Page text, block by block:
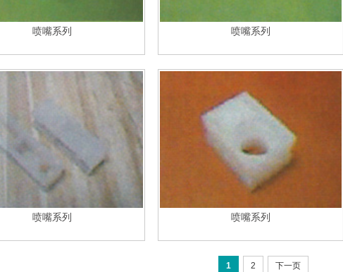
喷嘴系列 喷嘴系列
喷嘴系列 喷嘴系列
1 2
下一页